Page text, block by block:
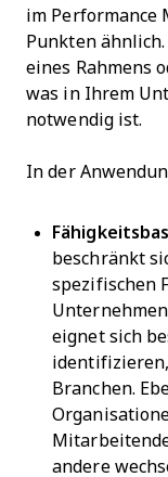
im Performance
Punkten
eines Rahmens
was in Ihrem
notwendig ist.
In der
beschränkt
spezifischen
eignet sich
Branchen.
andere